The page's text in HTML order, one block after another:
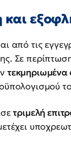
από τις
Σε
σετριμελή